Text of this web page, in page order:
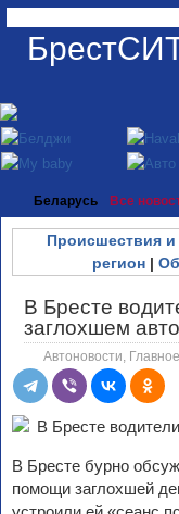
Беларусь Все
Происшествия
регион |
В Бресте
заглохшем авто
Автоновости Главное
В Бресте бурно
помощи заглохшей